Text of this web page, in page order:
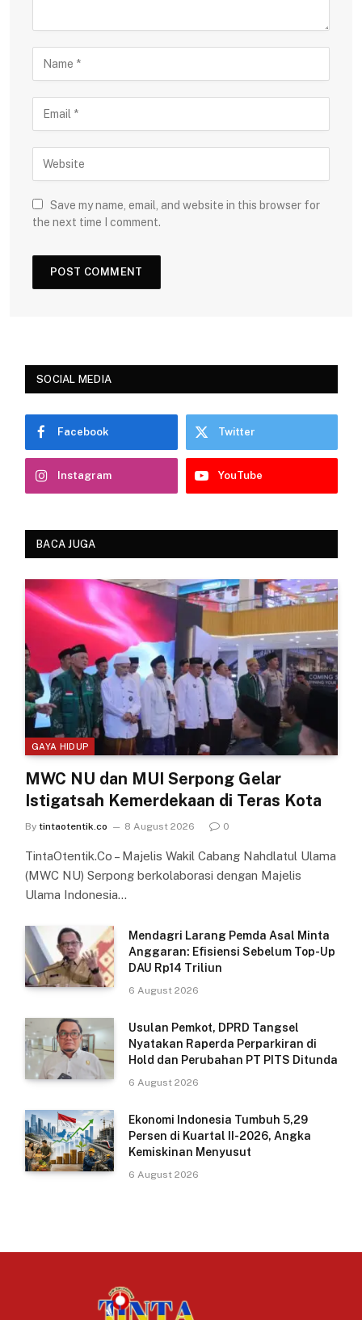
Save my name, email, and website in this browser for
the next time I comment.
SOCIAL MEDIA
Facebook Twitter
Instagram YouTube
BACA JUGA
GAYA HIDUP
MWC NU dan MUI Serpong Gelar
Istigatsah Kemerdekaan di Teras Kota
By tintaotentik.co 8 August 2026 0
TintaOtentik.Co – Majelis Wakil Cabang Nahdlatul Ulama
(MWC NU) Serpong berkolaborasi dengan Majelis
Ulama Indonesia…
Mendagri Larang Pemda Asal Minta
Anggaran: Efisiensi Sebelum Top-Up
DAU Rp14 Triliun
6 August 2026
Usulan Pemkot, DPRD Tangsel
Nyatakan Raperda Perparkiran di
Hold dan Perubahan PT PITS Ditunda
6 August 2026
Ekonomi Indonesia Tumbuh 5,29
Persen di Kuartal II-2026, Angka
Kemiskinan Menyusut
6 August 2026